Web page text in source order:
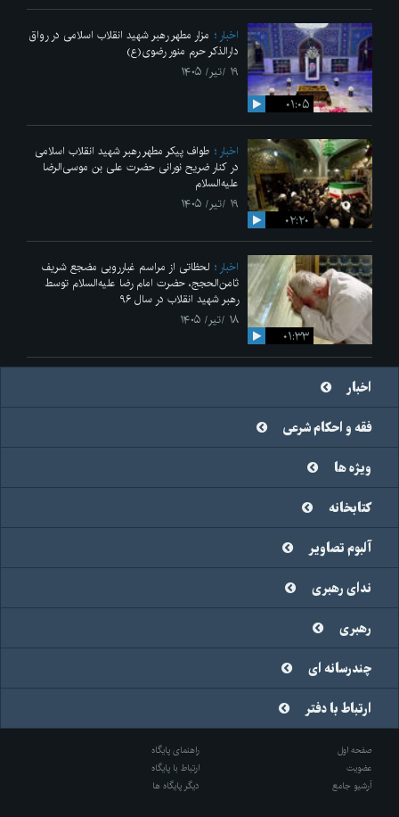
۰۱:۰۵
اخبار
مزار مطهر رهبر شهید انقلاب اسلامی در رواق
دارالذکر حرم منور رضوی(ع)
۱۹ /تیر/ ۱۴۰۵
۰۲:۲۰
اخبار
طواف پیکر مطهر رهبر شهید انقلاب اسلامی
در کنار ضریح نورانی حضرت علی‌ بن موسی‌الرضا
علیه‌السلام
۱۹ /تیر/ ۱۴۰۵
۰۱:۳۳
اخبار
لحظاتی از مراسم غبارروبی مضجع شریف
ثامن‌الحجج، حضرت امام رضا علیه‌السلام توسط
رهبر شهید انقلاب در سال ۹۶
۱۸ /تیر/ ۱۴۰۵
اخبار
فقه و احکام شرعی
ویژه ها
کتابخانه
آلبوم تصاویر
ندای رهبری
رهبری
چندرسانه ای
ارتباط با دفتر
صفحه اول
راهنمای پایگاه
عضویت
ارتباط با پایگاه
آرشیو جامع
دیگر پایگاه ها